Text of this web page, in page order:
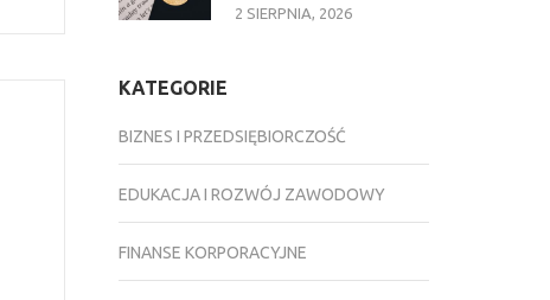
2 SIERPNIA, 2026
KATEGORIE
BIZNES I PRZEDSIĘBIORCZOŚĆ
EDUKACJA I ROZWÓJ ZAWODOWY
FINANSE KORPORACYJNE